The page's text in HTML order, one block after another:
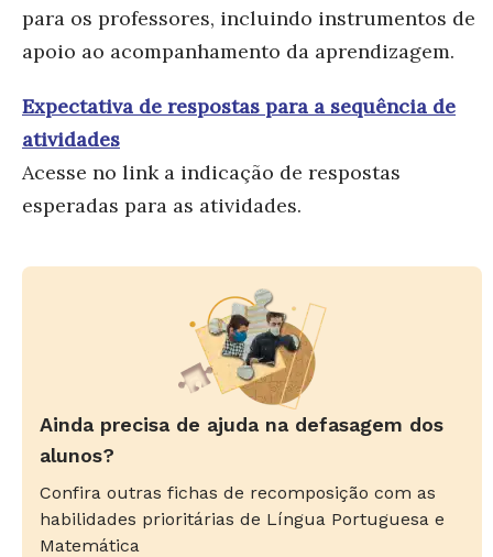
para os professores, incluindo instrumentos de
apoio ao acompanhamento da aprendizagem.
Expectativa de respostas para a sequência de
atividades
Acesse no link a indicação de respostas
esperadas para as atividades.
Ainda precisa de ajuda na defasagem dos
alunos?
Confira outras fichas de recomposição com as
habilidades prioritárias de Língua Portuguesa e
Matemática